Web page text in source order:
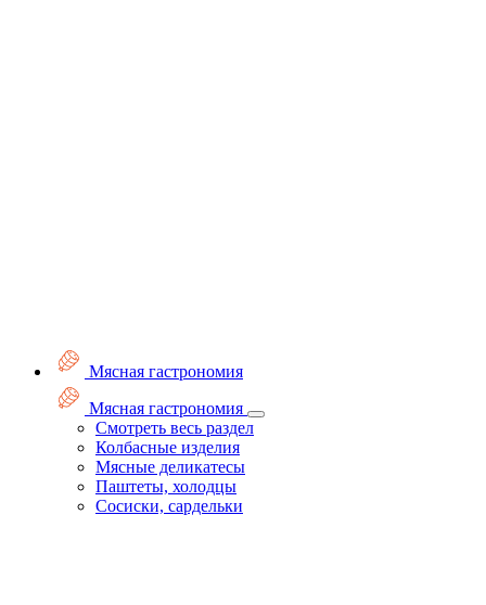
Мясная гастрономия
Мясная гастрономия
Смотреть весь раздел
Колбасные изделия
Мясные деликатесы
Паштеты, холодцы
Сосиски, сардельки